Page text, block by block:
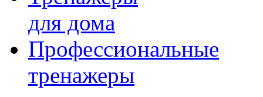
для дома
Профессиональные
тренажеры